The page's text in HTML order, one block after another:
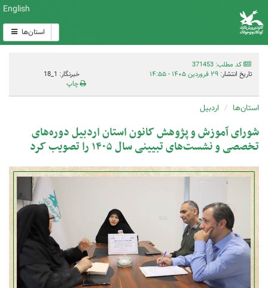
English
استان‌ها
کد مطلب: 371453
تاریخ انتشار: ۲۹ فروردین ۱۴۰۵ - ۱۴:۵۵
خبرنگار: 1_18
چاپ
استان‌ها اردبیل
شورای آموزش و پژوهش کانون استان اردبیل دوره‌های
تخصصی و نشست‌های تبیینی سال ۱۴۰۵ را تصویب کرد